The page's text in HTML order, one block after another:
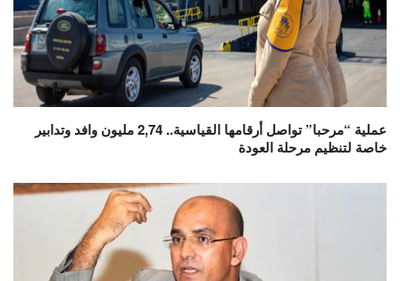
عملية “مرحبا” تواصل أرقامها القياسية.. 2,74 مليون وافد وتدابير
خاصة لتنظيم مرحلة العودة